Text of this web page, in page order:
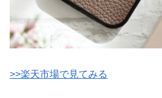
>>楽天市場で見てみる